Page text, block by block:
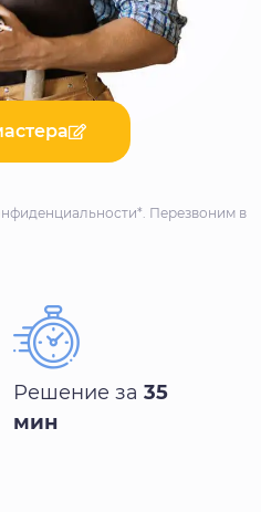
Перезвоним в
Решение за 35
мин